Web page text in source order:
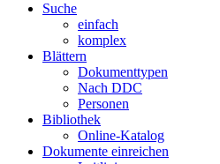
Suche
einfach
komplex
Blättern
Dokumenttypen
Nach DDC
Personen
Bibliothek
Online-Katalog
Dokumente einreichen